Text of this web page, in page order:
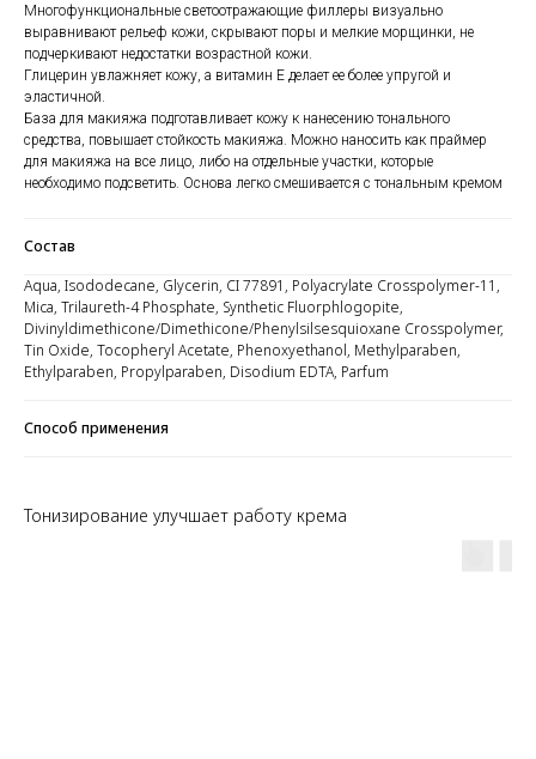
Многофункциональные светоотражающие филлеры визуально
выравнивают рельеф кожи, скрывают поры и мелкие морщинки, не
подчеркивают недостатки возрастной кожи.
Глицерин увлажняет кожу, а витамин Е делает ее более упругой и
эластичной.
База для макияжа подготавливает кожу к нанесению тонального
средства, повышает стойкость макияжа. Можно наносить как праймер
для макияжа на все лицо, либо на отдельные участки, которые
необходимо подсветить. Основа легко смешивается с тональным кремом
Состав
Aqua, Isododecane, Glycerin, CI 77891, Polyacrylate Crosspolymer-11,
Mica, Trilaureth-4 Phosphate, Synthetic Fluorphlogopite,
Divinyldimethicone/Dimethicone/Phenylsilsesquioxane Crosspolymer,
Tin Oxide, Tocopheryl Acetate, Phenoxyethanol, Methylparaben,
Ethylparaben, Propylparaben, Disodium EDTA, Parfum
Способ применения
Тонизирование улучшает работу крема